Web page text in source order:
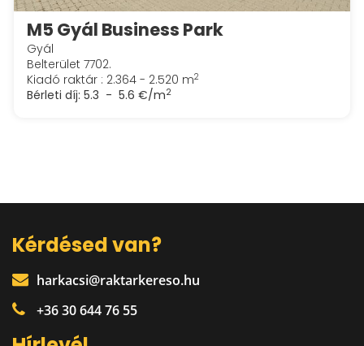
M5 Gyál Business Park
Gyál
Belterület 7702.
Kiadó raktár : 2.364 - 2.520 m2
Bérleti díj: 5.3 - 5.6 €/m2
Kérdésed van?
harkacsi@raktarkereso.hu
+36 30 644 76 55